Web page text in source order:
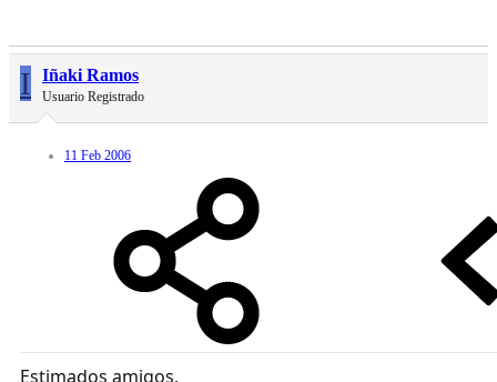
I Iñaki Ramos
Usuario Registrado
11 Feb 2006
Estimados amigos,